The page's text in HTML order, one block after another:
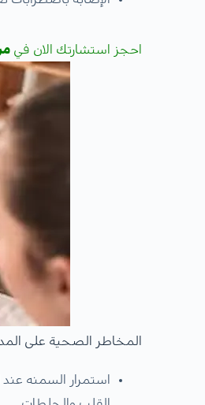
احجز استشارتك الان في
المخاطر الصحية على
استمرار السمنه